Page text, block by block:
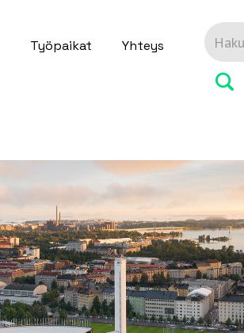
Työpaikat Yhteys